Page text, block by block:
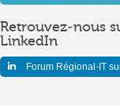
Retrouvez-nous
LinkedIn
Forum Régional-IT